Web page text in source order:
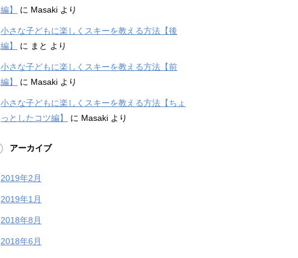
編】
に Masaki より
小さな子どもに楽しくスキーを教える方法【後
編】
に まと より
小さな子どもに楽しくスキーを教える方法【前
編】
に Masaki より
小さな子どもに楽しくスキーを教える方法【ちょ
っとしたコツ編】
に Masaki より
アーカイブ
2019年2月
2019年1月
2018年8月
2018年6月